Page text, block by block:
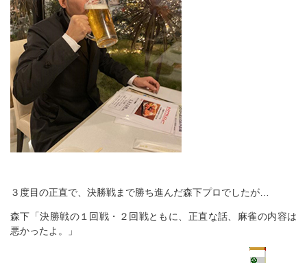
３度目の正直で、決勝戦まで勝ち進んだ森下プロでしたが…
森下「決勝戦の１回戦・２回戦ともに、正直な話、麻雀の内容は
悪かったよ。」